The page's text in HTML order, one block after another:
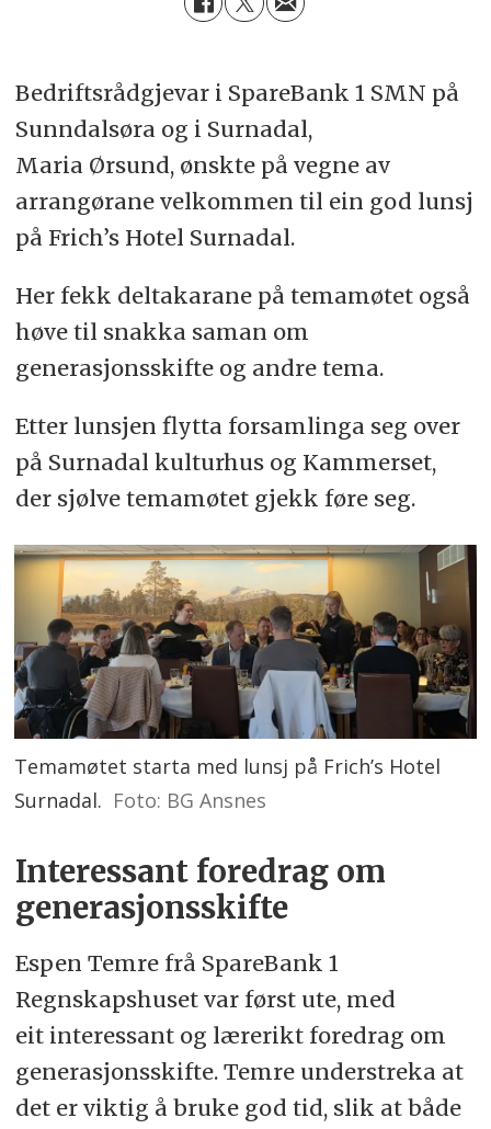
Bedriftsrådgjevar i SpareBank 1 SMN på
Sunndalsøra og i Surnadal,
Maria Ørsund, ønskte på vegne av
arrangørane velkommen til ein god lunsj
på Frich’s Hotel Surnadal.
Her fekk deltakarane på temamøtet også
høve til snakka saman om
generasjonsskifte og andre tema.
Etter lunsjen flytta forsamlinga seg over
på Surnadal kulturhus og Kammerset,
der sjølve temamøtet gjekk føre seg.
Temamøtet starta med lunsj på Frich’s Hotel
Surnadal. Foto: BG Ansnes
Interessant foredrag om
generasjonsskifte
Espen Temre frå SpareBank 1
Regnskapshuset var først ute, med
eit interessant og lærerikt foredrag om
generasjonsskifte. Temre understreka at
det er viktig å bruke god tid, slik at både